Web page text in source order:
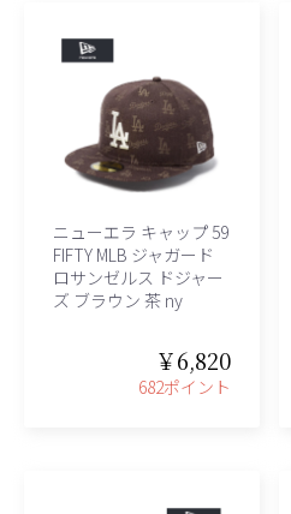
ニューエラ キャップ 59
FIFTY MLB ジャガード
ロサンゼルス ドジャー
ズ ブラウン 茶 ny
￥6,820
682ポイント